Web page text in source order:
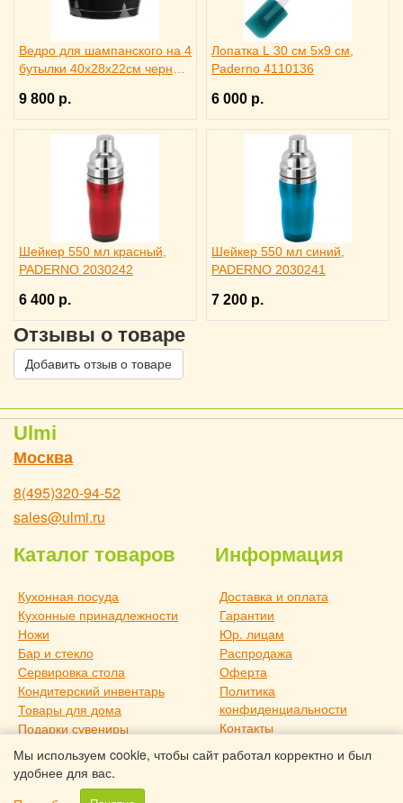
Мы используем cookie, чтобы сайт работал корректно и был
удобнее для вас.
Ведро для шампанского на 4
бутылки 40х28х22см черное,
9 800 р.
Лопатка L 30 см 5х9 см,
Paderno 4110136
6 000 р.
Шейкер 550 мл красный,
PADERNO 2030242
6 400 р.
Шейкер 550 мл синий,
PADERNO 2030241
7 200 р.
Отзывы о товаре
Добавить отзыв о товаре
Ulmi
Москва
8(495)320-94-52
sales@ulmi.ru
Каталог товаров
Кухонная посуда
Кухонные принадлежности
Ножи
Бар и стекло
Сервировка стола
Кондитерский инвентарь
Товары для дома
Подарки сувениры
Дача и отдых
Новое поступление
Товары для дома TouchLife
Информация
Доставка и оплата
Гарантии
Юр. лицам
Распродажа
Оферта
Политика
конфиденциальности
Контакты
О компании
Статьи